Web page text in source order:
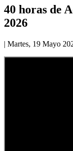
40 horas de
2026
| Martes, 19 Mayo